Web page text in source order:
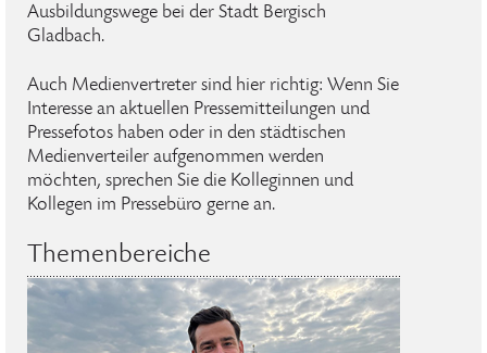
Ausbildungswege bei der Stadt Bergisch
Gladbach.
Auch Medienvertreter sind hier richtig: Wenn Sie
Interesse an aktuellen Pressemitteilungen und
Pressefotos haben oder in den städtischen
Medienverteiler aufgenommen werden
möchten, sprechen Sie die Kolleginnen und
Kollegen im Pressebüro gerne an.
Themenbereiche